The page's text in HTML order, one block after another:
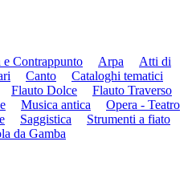
Contrappunto Arpa
Atti di
Canto
Cataloghi tematici
Flauto Dolce
Flauto Traverso
Musica antica
Opera - Teatro
Saggistica
Strumenti a fiato
da Gamba